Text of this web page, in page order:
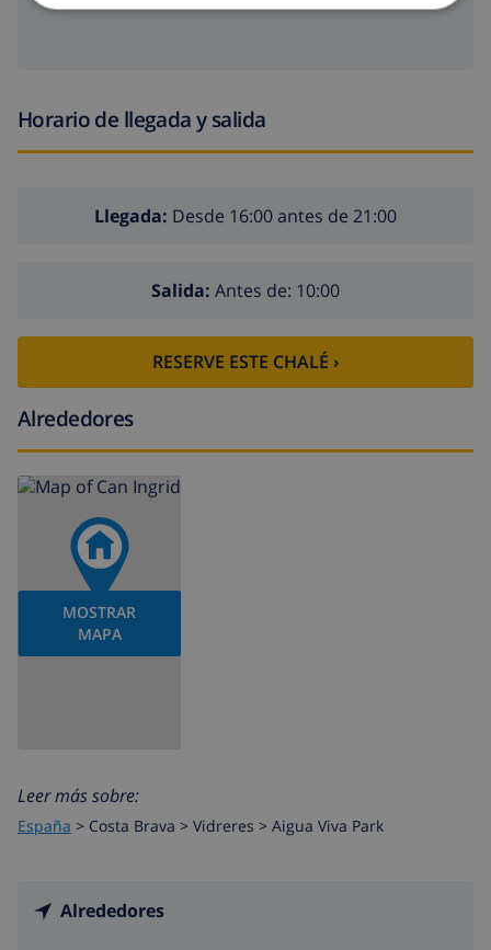
Horario de llegada y salida
Llegada: Desde 16:00 antes de 21:00
Salida: Antes de: 10:00
RESERVE ESTE CHALÉ ›
Alrededores
MOSTRAR
MAPA
Leer más sobre:
España > Costa Brava > Vidreres > Aigua Viva Park
Alrededores